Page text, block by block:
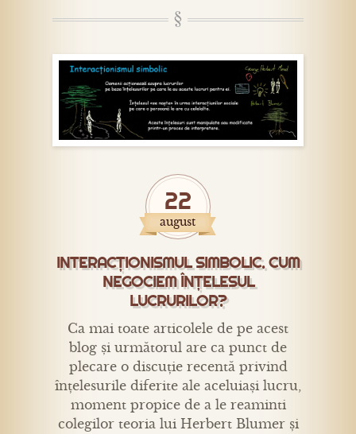
22
august
INTERACȚIONISMUL SIMBOLIC. CUM
NEGOCIEM ÎNȚELESUL
LUCRURILOR?
Ca mai toate articolele de pe acest
blog și următorul are ca punct de
plecare o discuție recentă privind
înțelesurile diferite ale aceluiași lucru,
moment propice de a le reaminti
colegilor teoria lui Herbert Blumer și